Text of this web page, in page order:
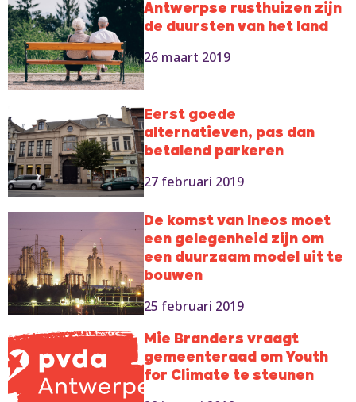
Antwerpse rusthuizen zijn
de duursten van het land
26 maart 2019
Eerst goede
alternatieven, pas dan
betalend parkeren
27 februari 2019
De komst van Ineos moet
een gelegenheid zijn om
een duurzaam model uit te
bouwen
25 februari 2019
Mie Branders vraagt
gemeenteraad om Youth
for Climate te steunen